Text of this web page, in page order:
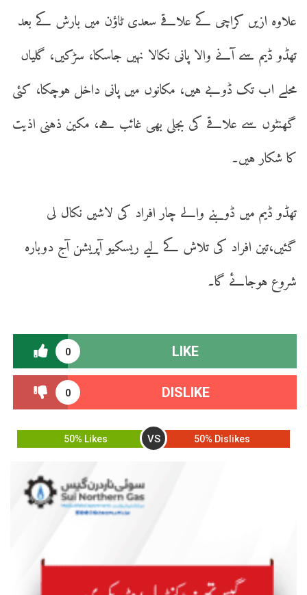
علاوہ ازیں کراچی کے علاقے سعدی ٹاؤن میں بارش کے بعد
تھڈو ڈیم سے آنے والا پانی نکالا نہیں جاسکا، سڑکیں، گلیاں
محلے اب تک ڈوبے ہیں، مکانوں میں پانی داخل ہوچکا، کئی
گھنٹوں سے علاقے کی بجلی بھی غائب ہے، مکین ذہنی اذیت
کا شکار ہیں۔
تھڈو ڈیم میں ڈوبنے والے چار افراد کی لاشیں نکال لی
گئیں،تین افراد کی تلاش کے لیے ریسکیو آپریشن آج دوبارہ
شروع ہوجائے گا۔
0 LIKE
0 DISLIKE
50% Likes VS 50% Dislikes